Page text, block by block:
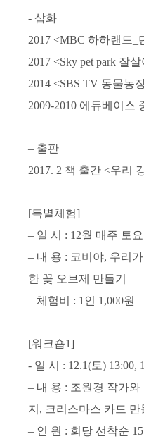
- 삽화
2017 <MBC 하하랜드
2017 <Sky pet park 잘살
2014 <SBS TV 동물농
2009-2010 에듀베이스
– 출판
2017. 2 책 출간 <우리
[특별체험]
– 일 시 : 12월 매주 토
– 내 용 : 코비야, 우리
한 꽃 오브제 만들기
– 체험비 : 1 인 1,000원
[워크숍1]
- 일 시 : 12.1(토) 13:00,
– 내 용 : 조원경 작가와
지 , 크리스마스 카드 만
– 인 원 : 회당 선착순 15